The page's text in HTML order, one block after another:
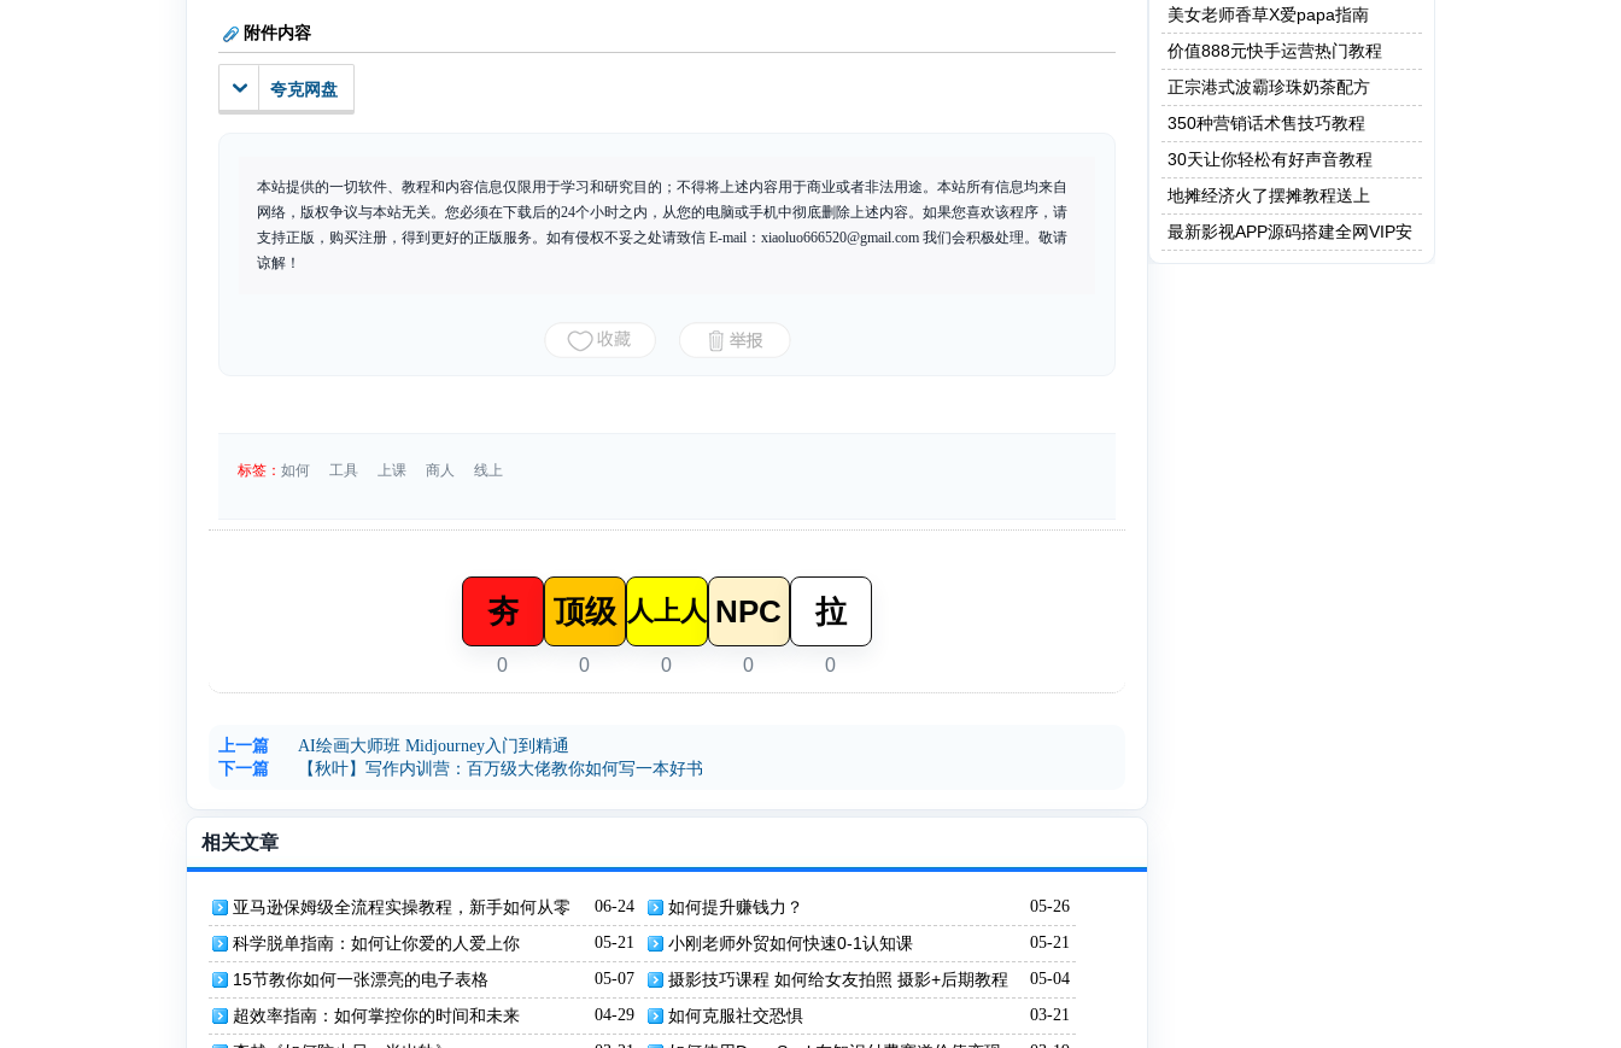
附件内容
夸克网盘
本站提供的一切软件、教程和内容信息仅限用于学习和研究目的；不得将上述内容用于商业或者非法用途。本站所有信息均来自
网络，版权争议与本站无关。您必须在下载后的24个小时之内，从您的电脑或手机中彻底删除上述内容。如果您喜欢该程序，请
支持正版，购买注册，得到更好的正版服务。如有侵权不妥之处请致信 E-mail： xiaoluo666520@gmail.com 我们会积极处理。敬请
谅解！
标签： 如何 工具 上课 商人 线上
夯
0
顶级
0
人上人
0
NPC
0
拉
0
上一篇
AI绘画大师班 Midjourney入门到精通
下一篇
【秋叶】写作内训营：百万级大佬教你如何写一本好书
相关文章
06-24
亚马逊保姆级全流程实操教程，新手如何从零
打造月入1W美金电商事业
05-26
如何提升赚钱力？
05-21
科学脱单指南：如何让你爱的人爱上你 05-21
小刚老师外贸如何快速0-1认知课
05-07
15节教你如何一张漂亮的电子表格 05-04
摄影技巧课程 如何给女友拍照 摄影+后期教程
04-29
超效率指南：如何掌控你的时间和未来 03-21
如何克服社交恐惧
美女老师香草X爱papa指南
价值888元快手运营热门教程
正宗港式波霸珍珠奶茶配方
350种营销话术售技巧教程
30天让你轻松有好声音教程
地摊经济火了摆摊教程送上
最新影视APP源码搭建全网VIP安
卓 Apicould非蓝鸟e4a 附成品app